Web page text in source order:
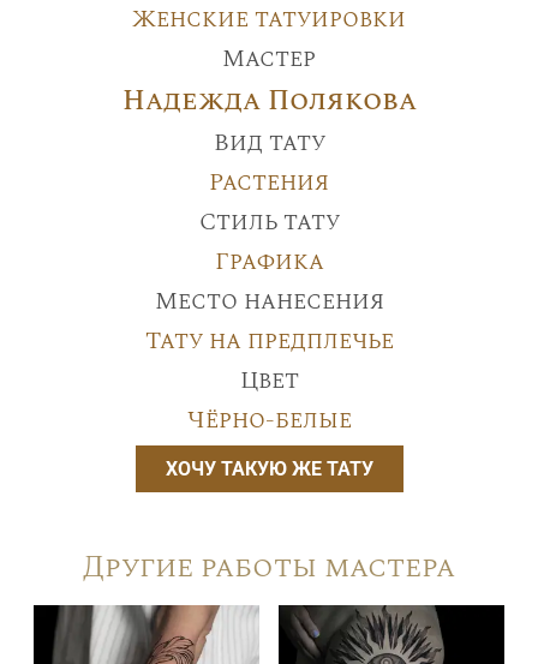
Женские татуировки
Мастер
Надежда Полякова
Вид тату
Растения
Стиль тату
Графика
Место нанесения
Тату на предплечье
Цвет
Чёрно-белые
ХОЧУ ТАКУЮ ЖЕ ТАТУ
Другие работы мастера